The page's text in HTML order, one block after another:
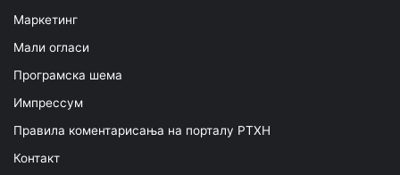
Маркетинг
Мали огласи
Програмска шема
Импрессум
Правила коментарисања на порталу РТХН
Контакт